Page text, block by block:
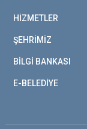
HİZMETLER
ŞEHRİMİZ
BİLGİ BANKASI
E-BELEDİYE